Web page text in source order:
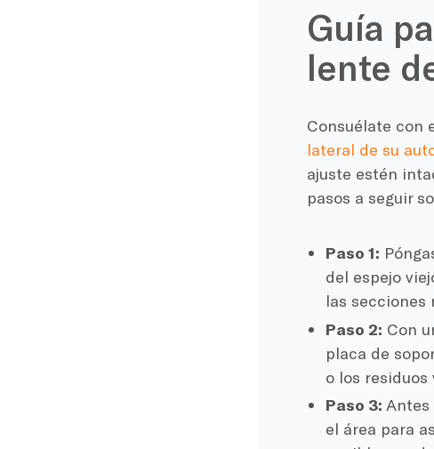
Guía
lente
Consuélate con
lateral de su
ajuste estén
pasos a seguir
Paso 1:
del espejo
las secciones
Paso 2: Con
placa de
o los residuos
Paso 3: Antes
el área para